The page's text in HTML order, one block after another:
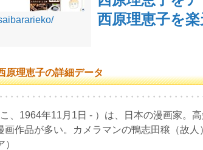
西原理恵子を
原理恵子の詳細データ
、1964年11月1日 - ）は、日本の漫画家。
画作品が多い。カメラマンの鴨志田穣（故